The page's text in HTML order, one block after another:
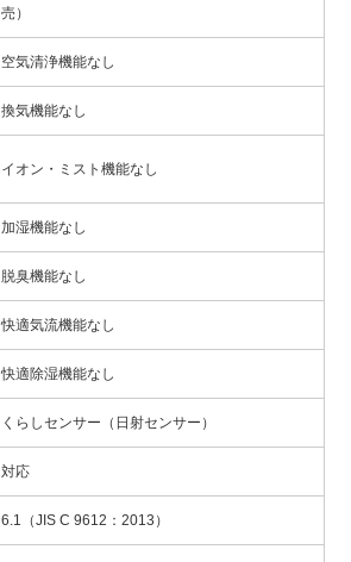
売）
空気清浄機能なし
換気機能なし
イオン・ミスト機能なし
加湿機能なし
脱臭機能なし
快適気流機能なし
快適除湿機能なし
くらしセンサー（日射センサー）
対応
6.1（JIS C 9612：2013）